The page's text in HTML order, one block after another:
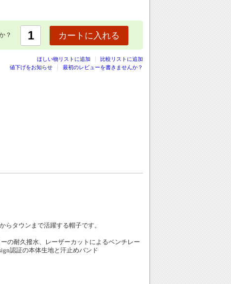
？ カートに入れる
ほしい物リストに追加
比較リストに追加
最初のレビューを書きませんか？
値下げをお知らせ
らタウンまで活躍する帽子です。
の耐久撥水、レーザーカットによるベンチレー
認証の本体生地と汗止めバンド